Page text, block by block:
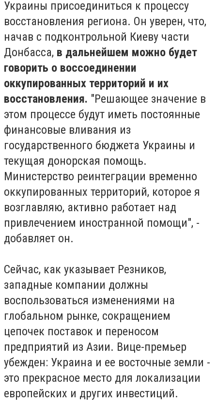
Украины присоединиться к процессу
восстановления региона. Он уверен, что,
начав с подконтрольной Киеву части
Донбасса, в дальнейшем можно будет
говорить о воссоединении
оккупированных территорий и их
восстановления. "Решающее значение в
этом процессе будут иметь постоянные
финансовые вливания из
государственного бюджета Украины и
текущая донорская помощь.
Министерство реинтеграции временно
оккупированных территорий, которое я
возглавляю, активно работает над
привлечением иностранной помощи", -
добавляет он.
Сейчас, как указывает Резников,
западные компании должны
воспользоваться изменениями на
глобальном рынке, сокращением
цепочек поставок и переносом
предприятий из Азии. Вице-премьер
убежден: Украина и ее восточные земли -
это прекрасное место для локализации
европейских и других инвестиций.